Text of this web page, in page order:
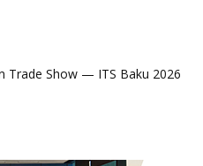
Trade Show — ITS Baku 2026